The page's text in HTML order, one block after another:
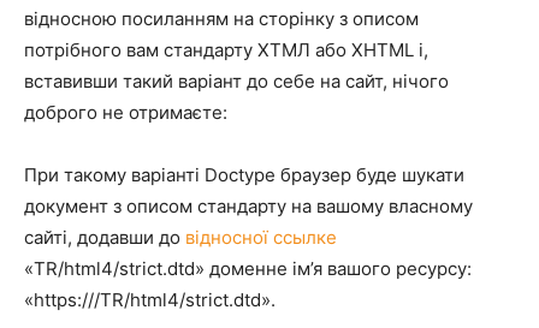
відносною посиланням на сторінку з описом
потрібного вам стандарту ХТМЛ або XHTML і,
вставивши такий варіант до себе на сайт, нічого
доброго не отримаєте:
При такому варіанті Doctype браузер буде шукати
документ з описом стандарту на вашому власному
сайті, додавши до відносної ссылке
«TR/html4/strict.dtd» доменне ім’я вашого ресурсу:
«https:///TR/html4/strict.dtd».